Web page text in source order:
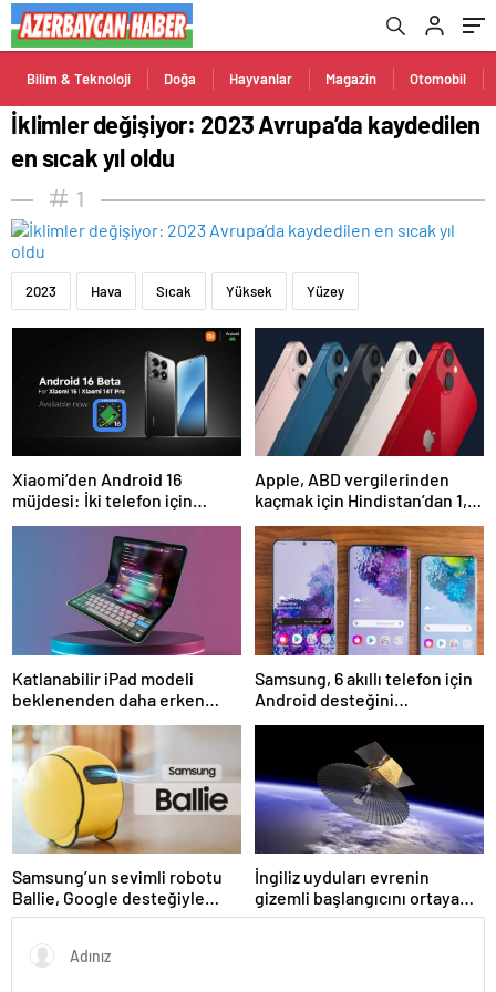
Bilim & Teknoloji Doğa Hayvanlar Magazin Otomobil
İklimler değişiyor: 2023 Avrupa’da kaydedilen
en sıcak yıl oldu
1
2023 Hava Sıcak Yüksek Yüzey
Xiaomi’den Android 16
müjdesi: İki telefon için
yayınlandı
Apple, ABD vergilerinden
kaçmak için Hindistan’dan 1,5
milyon iPhone getirdi
Katlanabilir iPad modeli
beklenenden daha erken
gelecek
Samsung, 6 akıllı telefon için
Android desteğini
sonlandırıyor
Samsung’un sevimli robotu
Ballie, Google desteğiyle
satışa çıkıyor
İngiliz uyduları evrenin
gizemli başlangıcını ortaya
çıkarmaya hazırlanıyor